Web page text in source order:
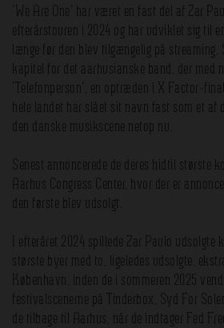
’We Are One’ har været en fast del af Zar
efterårstouren i 2024 og har udviklet sig til
længe før den blev tilgængelig på streaming.
kapitel for det aarhusianske band, der med
’Telefonperson’, en optræden i X Factor-
hele landet har slået sit navn fast som et af
den danske musikscene netop nu.
Senest annoncerede de deres hidtil største
Aarhus Congress Center, hvor der er
den første blev udsolgt.
I efteråret 2024 spillede Zar Paulo udsolgte
største byer med to, ligeledes udsolgte,
København, inden de i sommeren 2025
festivalscenerne på Tinderbox, Syd For
de tilbage til Aarhus, når de indtager Fed